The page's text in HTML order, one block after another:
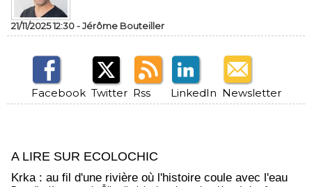
21/11/2025 12:30 -Jérôme Bouteiller
Facebook Twitter Rss LinkedIn Newsletter
A LIRE SUR ECOLOCHIC
Krka : au fil d'une rivière où l'histoire coule avec l'eau